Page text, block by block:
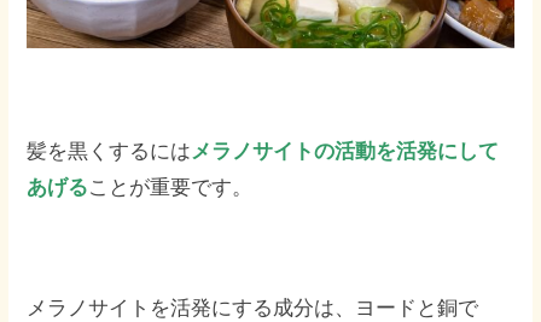
髪を黒くするにはメラノサイトの活動を活発にして
あげることが重要です。
メラノサイトを活発にする成分は、ヨードと銅で